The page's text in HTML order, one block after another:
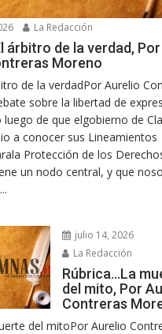
La Redacción
árbitro de la verdad, Por
Moreno
de la verdadPor Aurelio
sobre la libertad de
luego de que elgobierno de
a conocer sus Lineamientos
Protección de los
un nodo central, y que
julio 14, 2026
La Redacción
Rúbrica…La
del mito, Por
Contreras
del mitoPor Aurelio